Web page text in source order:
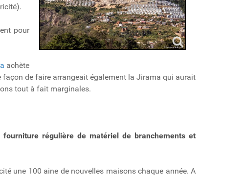
pour
achète
de faire arrangeait également la Jirama qui aurait
tout à fait marginales.
fourniture régulière de matériel de branchements et
une 100 aine de nouvelles maisons chaque année. A